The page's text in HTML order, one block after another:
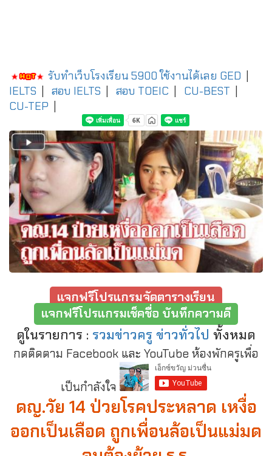
รับทำเว็บโรงเรียน 5900 ใช้งานได้เลย GED
IELTS
สอบ IELTS สอบ TOEIC CU-BEST
CU-TEP
แจกฟรีโปรแกรมจัดตารางเรียน
แจกฟรีโปรแกรมเช็คชื่อ บันทึกความดี
ดูในรายการ : รวมข่าวครู ข่าวทั่วไป ทั้งหมด
กดติดตาม Facebook และ YouTube ห้องพักครูเพื่อ
เป็นกำลังใจ
ดญ.วัย 14 ป่วยโรคประหลาด เหงื่อ
ออกเป็นเลือด ถูกเพื่อนล้อเป็นแม่มด